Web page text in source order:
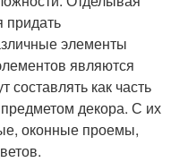
элементы
являются
как часть
декора. С их
оконные проемы,